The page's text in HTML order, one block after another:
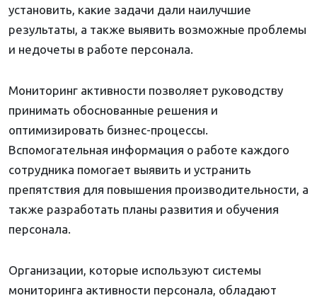
установить, какие задачи дали наилучшие
результаты, а также выявить возможные проблемы
и недочеты в работе персонала.
Мониторинг активности позволяет руководству
принимать обоснованные решения и
оптимизировать бизнес-процессы.
Вспомогательная информация о работе каждого
сотрудника помогает выявить и устранить
препятствия для повышения производительности, а
также разработать планы развития и обучения
персонала.
Организации, которые используют системы
мониторинга активности персонала, обладают